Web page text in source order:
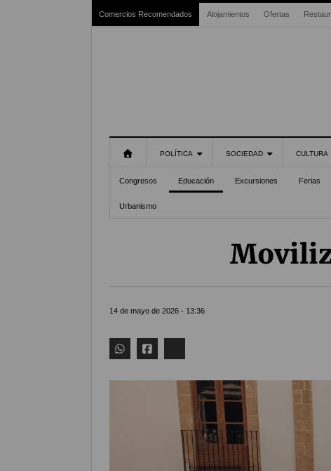
Comercios Recomendados Alojamientos Ofertas
POLÍTICA SOCIEDAD CULTURA
Congresos Educación Excursiones Ferias
Urbanismo
14 de mayo de 2026 - 13:36